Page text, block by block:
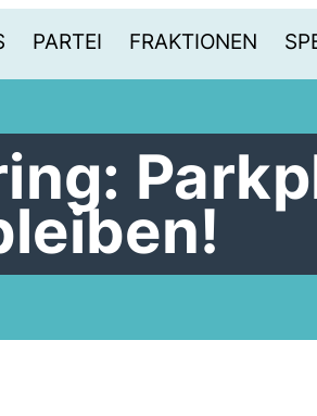
PARTEI FRAKTIONEN